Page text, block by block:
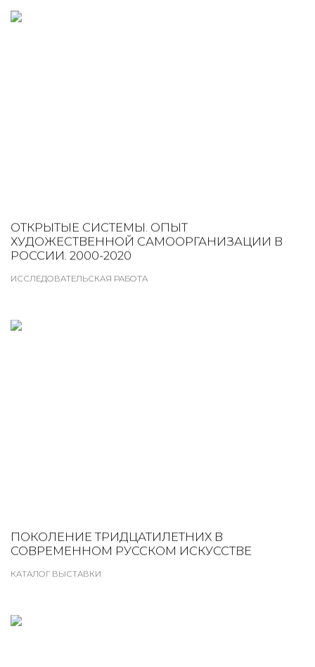
ОТКРЫТЫЕ СИСТЕМЫ. ОПЫТ
ХУДОЖЕСТВЕННОЙ САМООРГАНИЗАЦИИ В
РОССИИ. 2000-2020
ИССЛЕДОВАТЕЛЬСКАЯ РАБОТА
ПОКОЛЕНИЕ ТРИДЦАТИЛЕТНИХ В
СОВРЕМЕННОМ РУССКОМ ИСКУССТВЕ
КАТАЛОГ ВЫСТАВКИ